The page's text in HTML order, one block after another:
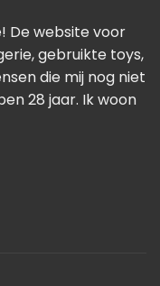
De website voor
gebruikte toys,
die mij nog niet
28 jaar. Ik woon